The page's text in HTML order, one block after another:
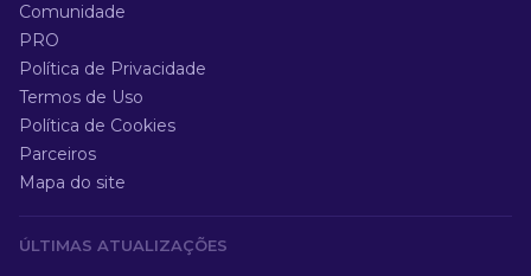
Comunidade
PRO
Política de Privacidade
Termos de Uso
Política de Cookies
Parceiros
Mapa do site
ÚLTIMAS ATUALIZAÇÕES